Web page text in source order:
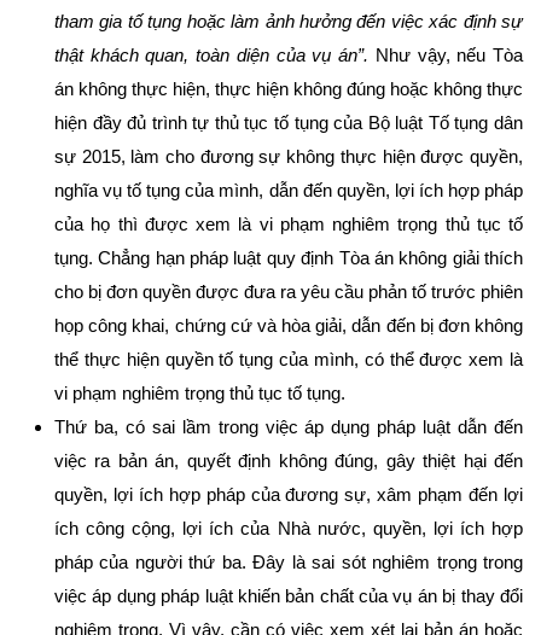
tham gia tố tụng hoặc làm ảnh hưởng đến việc xác định sự
thật khách quan, toàn diện của vụ án”. Như vậy, nếu Tòa
án không thực hiện, thực hiện không đúng hoặc không thực
hiện đầy đủ trình tự thủ tục tố tụng của Bộ luật Tố tụng dân
sự 2015, làm cho đương sự không thực hiện được quyền,
nghĩa vụ tố tụng của mình, dẫn đến quyền, lợi ích hợp pháp
của họ thì được xem là vi phạm nghiêm trọng thủ tục tố
tụng. Chẳng hạn pháp luật quy định Tòa án không giải thích
cho bị đơn quyền được đưa ra yêu cầu phản tố trước phiên
họp công khai, chứng cứ và hòa giải, dẫn đến bị đơn không
thể thực hiện quyền tố tụng của mình, có thể được xem là
vi phạm nghiêm trọng thủ tục tố tụng.
Thứ ba, có sai lầm trong việc áp dụng pháp luật dẫn đến
việc ra bản án, quyết định không đúng, gây thiệt hại đến
quyền, lợi ích hợp pháp của đương sự, xâm phạm đến lợi
ích công cộng, lợi ích của Nhà nước, quyền, lợi ích hợp
pháp của người thứ ba. Đây là sai sót nghiêm trọng trong
việc áp dụng pháp luật khiến bản chất của vụ án bị thay đổi
nghiêm trọng. Vì vậy, cần có việc xem xét lại bản án hoặc